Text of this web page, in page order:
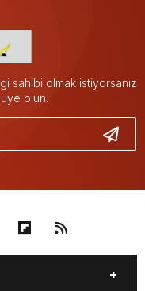
sahibi olmak istiyorsanız
olun.